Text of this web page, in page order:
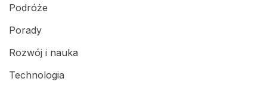
Podróże
Porady
Rozwój i nauka
Technologia